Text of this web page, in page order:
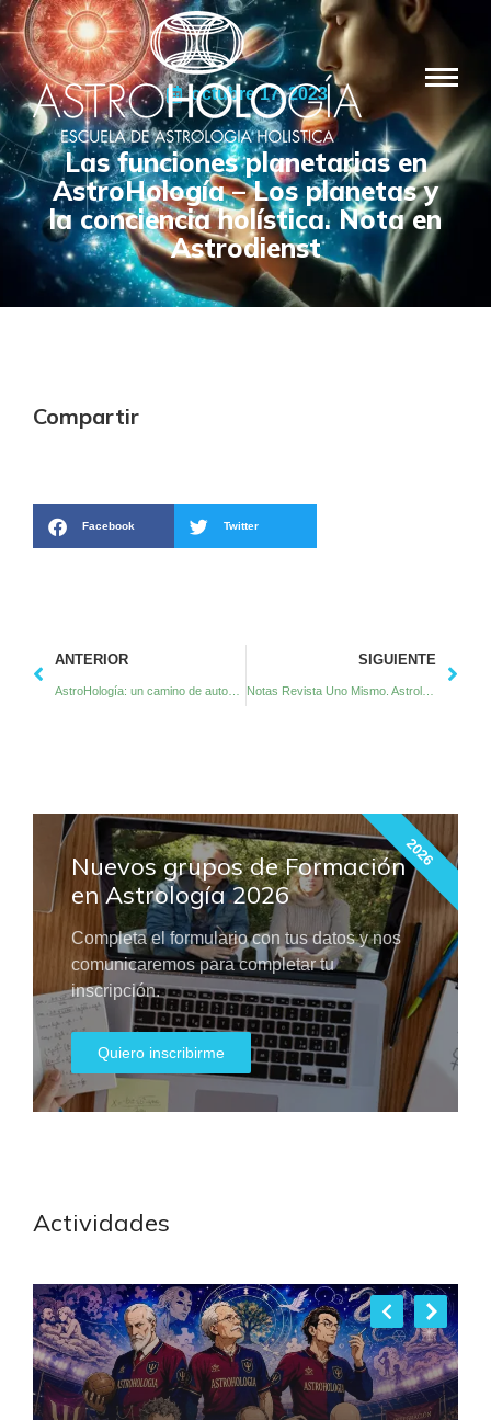
octubre 17, 2023
Las funciones planetarias en
AstroHología – Los planetas y
la conciencia holística. Nota en
Astrodienst
Compartir
Facebook Twitter
ANTERIOR SIGUIENTE
Notas Revista Uno Mismo. Astrología en movimiento
Nuevos grupos de Formación
en Astrología 2026
Completa el formulario con tus datos y nos
comunicaremos para completar tu
inscripción.
Quiero inscribirme
2026
Actividades